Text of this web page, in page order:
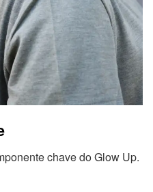
chave do Glow Up.